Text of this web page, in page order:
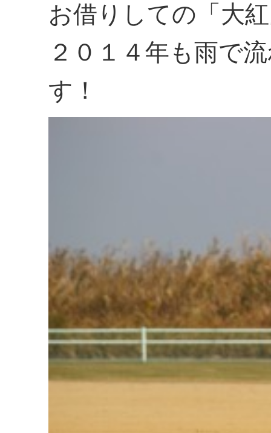
お借りしての「大
２０１４年も雨で
す！